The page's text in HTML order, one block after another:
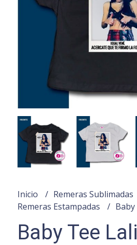
Inicio
Remeras Sublimadas
Remeras Estampadas
Baby Tee